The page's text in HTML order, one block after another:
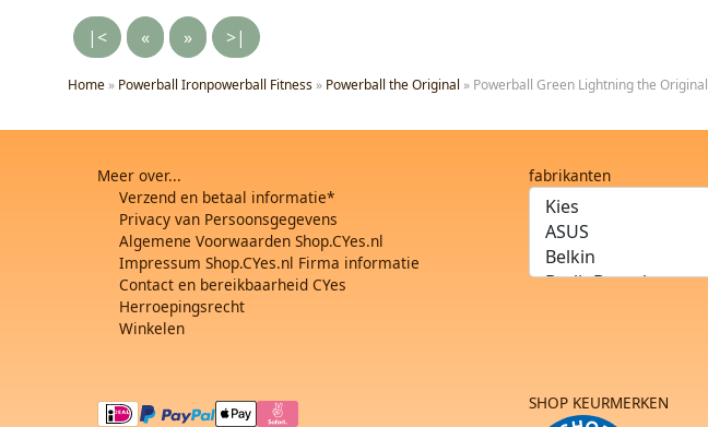
|< « » >|
Home» Powerball Ironpowerball Fitness» Powerball the Original » Powerball Green Lightning the Original
Meer over...
Verzend en betaal informatie*
Privacy van Persoonsgegevens
Algemene Voorwaarden Shop.CYes.nl
Impressum Shop.CYes.nl Firma informatie
Contact en bereikbaarheid CYes
Herroepingsrecht
Winkelen
fabrikanten
SHOP KEURMERKEN